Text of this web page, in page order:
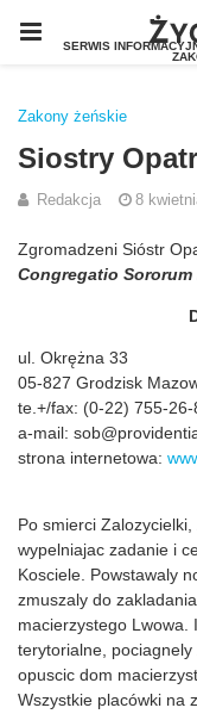
Zakony żeńskie
Siostry
Redakcja 8
Zgromadzeni Sióstr
Congregatio
ul. Okrężna 33
05-827 Grodzisk
te.+/fax: (0-22) 755-
a-mail:
strona internetowa:
Po smierci
wypelniajac zadanie i
Kosciele. Powstawaly
zmuszaly do
macierzystego Lwowa.
terytorialne,
opuscic dom
Wszystkie placówki na